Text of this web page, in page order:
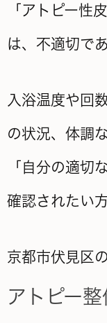
「アトピー性
は、不適切で
入浴温度や回
の状況、体調
「自分の適切
確認されたい
京都市伏見区の
アトピー整